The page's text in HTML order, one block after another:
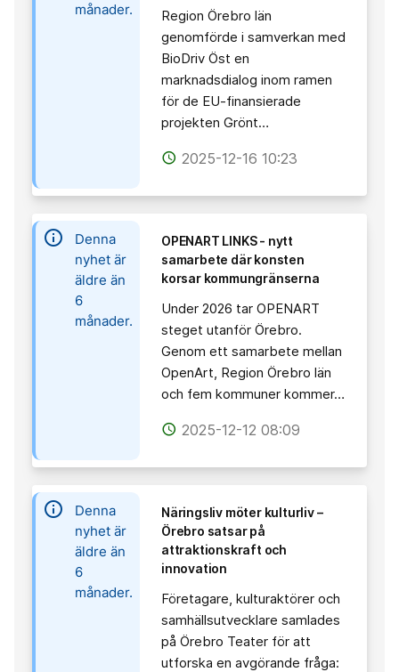
månader.
Region Örebro län
genomförde i samverkan med
BioDriv Öst en
marknadsdialog inom ramen
för de EU-finansierade
projekten Grönt…
access_time 2025-12-16 10:23
information
Denna
nyhet är
äldre än
6
månader.
OPENART LINKS - nytt
samarbete där konsten
korsar kommungränserna
Under 2026 tar OPENART
steget utanför Örebro.
Genom ett samarbete mellan
OpenArt, Region Örebro län
och fem kommuner kommer…
access_time 2025-12-12 08:09
information
Denna
nyhet är
äldre än
6
månader.
Näringsliv möter kulturliv –
Örebro satsar på
attraktionskraft och
innovation
Företagare, kulturaktörer och
samhällsutvecklare samlades
på Örebro Teater för att
utforska en avgörande fråga: